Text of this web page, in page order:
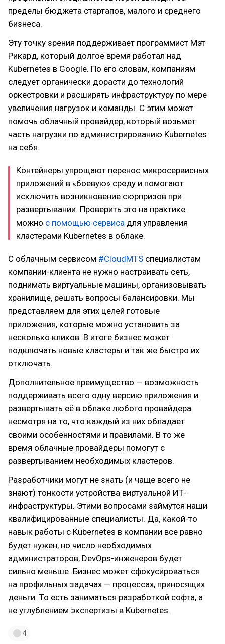
пределы бюджета стартапов, малого и среднего
бизнеса.
Эту точку зрения поддерживает программист Мэт
Рикард, который долгое время работал над
Kubernetes в Google. По его словам, компаниям
следует органически дорасти до технологий
оркестровки и расширять инфраструктуру по мере
увеличения нагрузок и команды. С этим может
помочь облачный провайдер, который возьмет
часть нагрузки по администрированию Kubernetes
на себя.
Контейнеры упрощают перенос микросервисных
приложений в «боевую» среду и помогают
исключить возникновение сюрпризов при
развертывании. Проверить это на практике
можно с помощью сервиса для управления
кластерами Kubernetes в облаке.
С облачным сервисом #CloudMTS специалистам
компании-клиента не нужно настраивать сеть,
поднимать виртуальные машины, организовывать
хранилище, решать вопросы балансировки. Мы
представляем для этих целей готовые
приложения, которые можно установить за
несколько кликов. В итоге бизнес может
подключать новые кластеры и так же быстро их
отключать.
Дополнительное преимущество — возможность
поддерживать всего одну версию приложения и
развертывать её в облаке любого провайдера
несмотря на то, что каждый из них обладает
своими особенностями и правилами. В то же
время облачные провайдеры помогут с
развертыванием необходимых кластеров.
Разработчики могут не знать (и чаще всего не
знают) тонкости устройства виртуальной ИТ-
инфраструктуры. Этими вопросами займутся наши
квалифицированные специалисты. Да, какой-то
навык работы с Kubernetes в компании все равно
будет нужен, но число необходимых
администраторов, DevOps-инженеров будет
сильно меньше. Бизнес может сфокусироваться
на профильных задачах — процессах, приносящих
деньги. То есть заниматься разработкой софта, а
не углублением экспертизы в Kubernetes.
4